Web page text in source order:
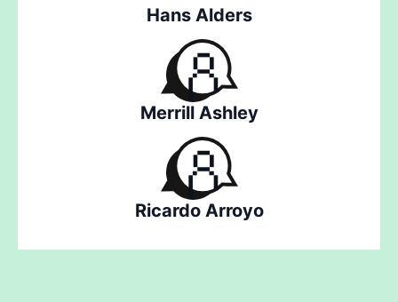
Hans Alders
Merrill Ashley
Ricardo Arroyo